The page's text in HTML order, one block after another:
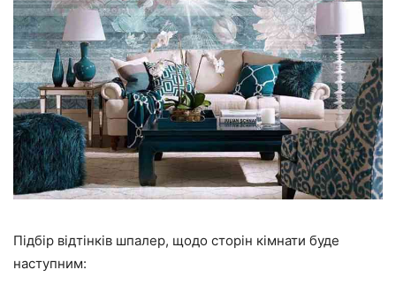
Підбір відтінків шпалер, щодо сторін кімнати буде
наступним: